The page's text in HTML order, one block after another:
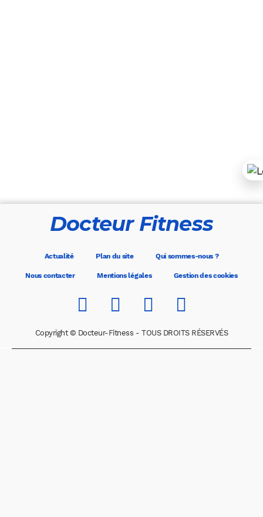
Docteur Fitness
Actualité Plan du site Qui sommes-nous ?
Nous contacter Mentions légales Gestion des cookies
Copyright © Docteur-Fitness - TOUS DROITS RÉSERVÉS